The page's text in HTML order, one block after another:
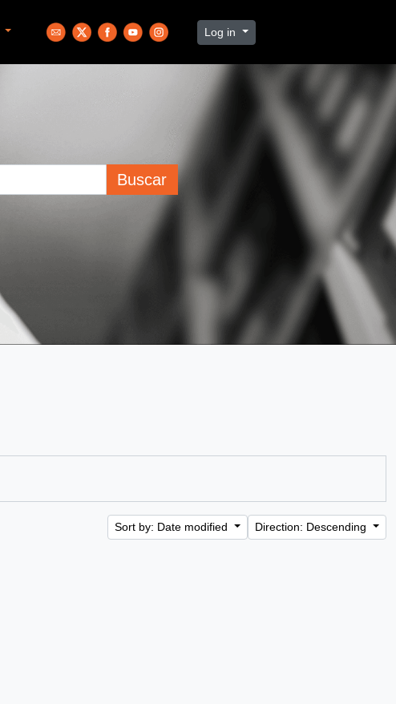
Log in
Buscar
Sort by: Date modified Direction: Descending